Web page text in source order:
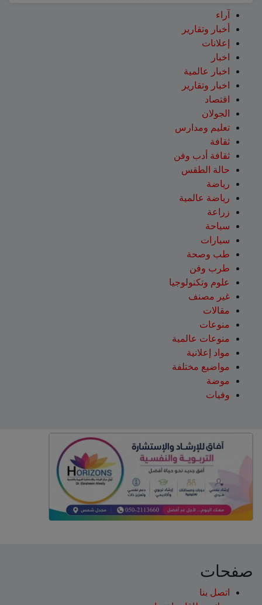
آراء
أخبار وتقارير
إعلانات
اخبار
اخبار عالمية
اخبار وتقارير
اقتصاد
الجولان
تعليم ومدارس
ثقافة
ثقافة أدب وفن
حالة الطقس
رياضة
رياضة عالمية
زراعة
سياحة
سيارات
طب وصحة
طرب وفن
علوم وتكنولوجيا
غير مصنف
مقالات
منوعات
منوعات عالمية
مواد إعلانية
مواضيع مختلفة
موضة
وفيات
صفحات
اتصل بنا